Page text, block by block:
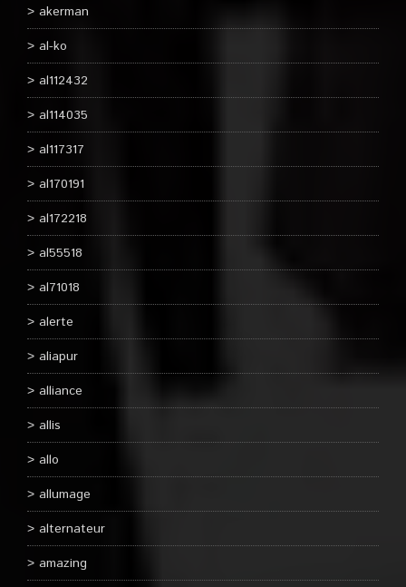
akerman
al-ko
al112432
al114035
al117317
al170191
al172218
al55518
al71018
alerte
aliapur
alliance
allis
allo
allumage
alternateur
amazing